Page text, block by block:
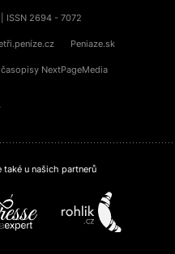
ISSN 2694 - 7072
Peniaze.sk
NextPageMedia
také u našich partnerů